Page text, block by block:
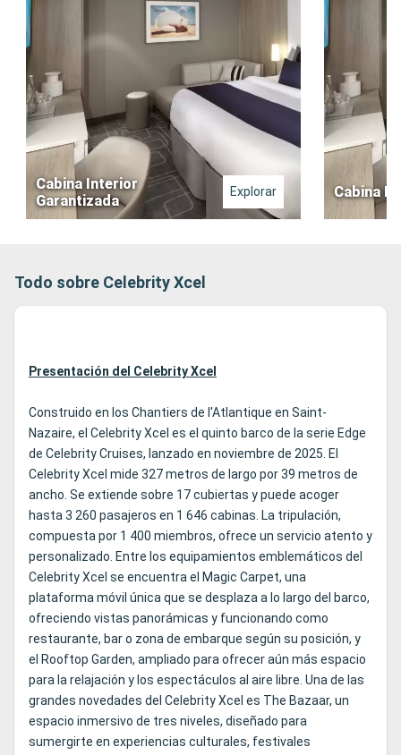
Cabina Interior
Garantizada
Explorar Cabina
Todo sobre Celebrity Xcel
Presentación del Celebrity Xcel
Construido en los Chantiers de l'Atlantique en Saint-
Nazaire, el Celebrity Xcel es el quinto barco de la serie Edge
de Celebrity Cruises, lanzado en noviembre de 2025. El
Celebrity Xcel mide 327 metros de largo por 39 metros de
ancho. Se extiende sobre 17 cubiertas y puede acoger
hasta 3 260 pasajeros en 1 646 cabinas. La tripulación,
compuesta por 1 400 miembros, ofrece un servicio atento y
personalizado. Entre los equipamientos emblemáticos del
Celebrity Xcel se encuentra el Magic Carpet, una
plataforma móvil única que se desplaza a lo largo del barco,
ofreciendo vistas panorámicas y funcionando como
restaurante, bar o zona de embarque según su posición, y
el Rooftop Garden, ampliado para ofrecer aún más espacio
para la relajación y los espectáculos al aire libre. Una de las
grandes novedades del Celebrity Xcel es The Bazaar, un
espacio inmersivo de tres niveles, diseñado para
sumergirte en experiencias culturales, festivales